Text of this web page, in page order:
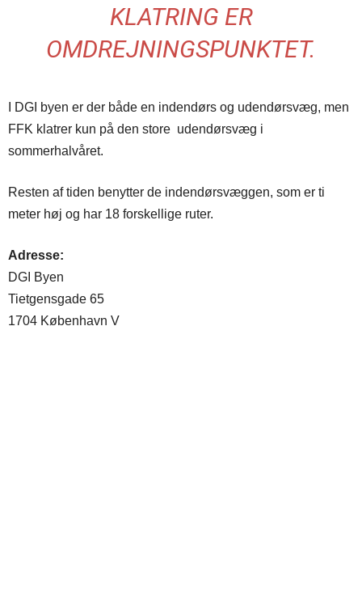
KLATRING ER
OMDREJNINGSPUNKTET.
I DGI byen er der både en indendørs og udendørsvæg, men
FFK klatrer kun på den store udendørsvæg i
sommerhalvåret.
Resten af tiden benytter de indendørsvæggen, som er ti
meter høj og har 18 forskellige ruter.
Adresse:
DGI Byen
Tietgensgade 65
1704 København V